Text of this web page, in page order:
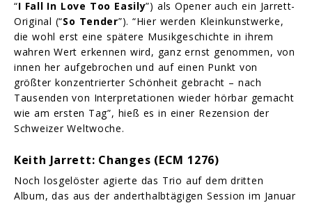
“I Fall In Love Too Easily”) als Opener auch ein Jarrett-
Original (“So Tender”). “Hier werden Kleinkunstwerke,
die wohl erst eine spätere Musikgeschichte in ihrem
wahren Wert erkennen wird, ganz ernst genommen, von
innen her aufgebrochen und auf einen Punkt von
größter konzentrierter Schönheit gebracht – nach
Tausenden von Interpretationen wieder hörbar gemacht
wie am ersten Tag”, hieß es in einer Rezension der
Schweizer Weltwoche.
Keith Jarrett: Changes (ECM 1276)
Noch losgelöster agierte das Trio auf dem dritten
Album, das aus der anderthalbtägigen Session im Januar